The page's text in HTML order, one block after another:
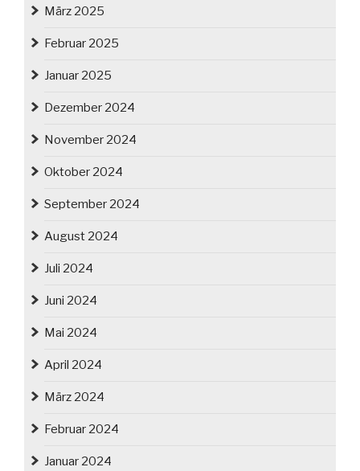
März 2025
Februar 2025
Januar 2025
Dezember 2024
November 2024
Oktober 2024
September 2024
August 2024
Juli 2024
Juni 2024
Mai 2024
April 2024
März 2024
Februar 2024
Januar 2024